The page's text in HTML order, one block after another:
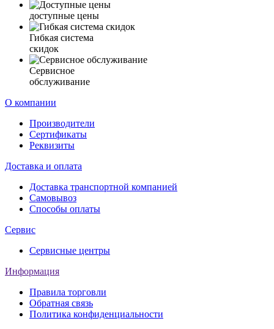
доступные цены
Гибкая система
скидок
Сервисное
обслуживание
О компании
Производители
Сертификаты
Реквизиты
Доставка и оплата
Доставка транспортной компанией
Самовывоз
Способы оплаты
Сервис
Сервисные центры
Информация
Правила торговли
Обратная связь
Политика конфиденциальности